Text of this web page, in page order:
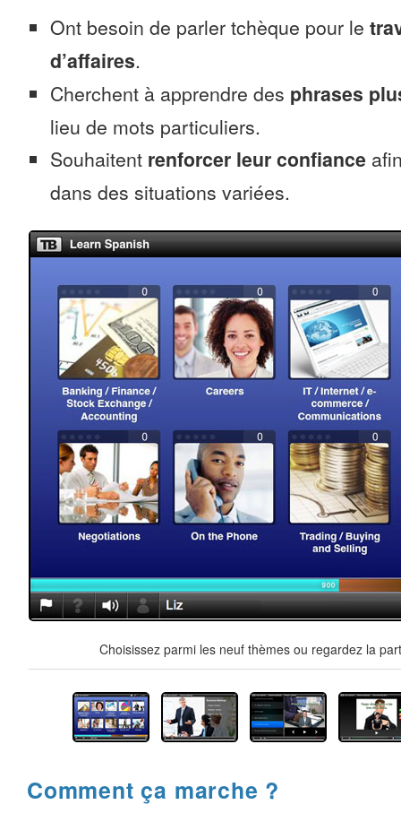
Ont besoin de parler tchèque pour le
d’affaires.
Cherchent à apprendre des phrases
lieu de mots particuliers.
Souhaitent renforcer leur confiance
dans des situations variées.
Choisissez parmi les neuf thèmes ou regardez la
Comment ça marche ?